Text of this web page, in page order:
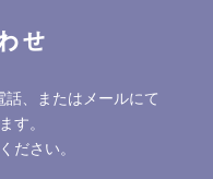
せ
、またはメールにて
す。
ださい。